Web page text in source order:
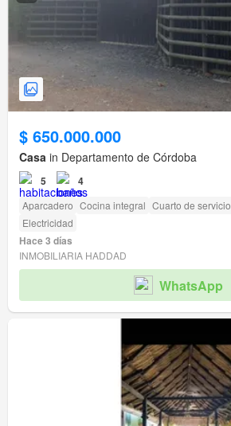
$ 650.000.000
Casa in Departamento de Córdoba
5 4
Aparcadero Cocina integral Cuarto de servicio
Electricidad
Hace 3 días
INMOBILIARIA HADDAD
WhatsApp